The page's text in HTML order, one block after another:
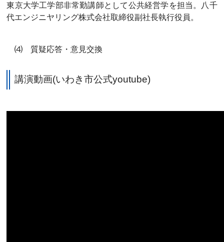
東京大学工学部非常勤講師として公共経営学を担当。八千
代エンジニヤリング株式会社取締役副社長執行役員。
⑷ 質疑応答・意見交換
講演動画(いわき市公式youtube)